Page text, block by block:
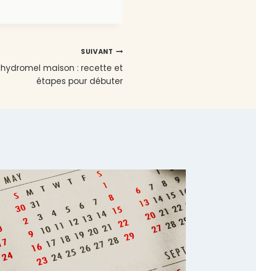
SUIVANT
hydromel maison : recette et
étapes pour débuter